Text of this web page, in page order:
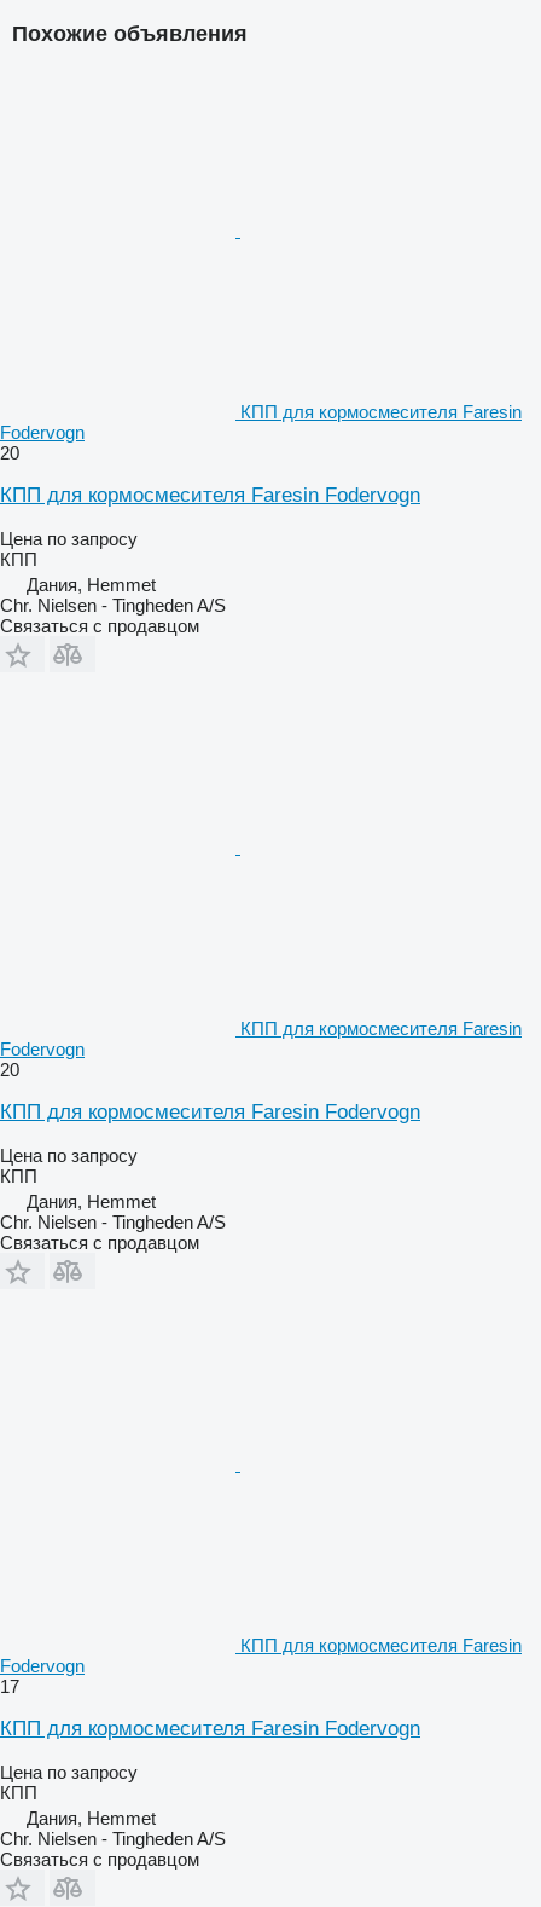
Похожие объявления
КПП для кормосмесителя Faresin
Fodervogn
20
КПП для кормосмесителя Faresin Fodervogn
Цена по запросу
КПП
Дания, Hemmet
Chr. Nielsen - Tingheden A/S
Связаться с продавцом
КПП для кормосмесителя Faresin
Fodervogn
20
КПП для кормосмесителя Faresin Fodervogn
Цена по запросу
КПП
Дания, Hemmet
Chr. Nielsen - Tingheden A/S
Связаться с продавцом
КПП для кормосмесителя Faresin
Fodervogn
17
КПП для кормосмесителя Faresin Fodervogn
Цена по запросу
КПП
Дания, Hemmet
Chr. Nielsen - Tingheden A/S
Связаться с продавцом